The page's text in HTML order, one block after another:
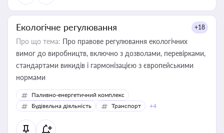
Екологічне регулювання +18
Про що тема: Про правове регулювання екологічних
вимог до виробництв, включно з дозволами, перевірками,
стандартами викидів і гармонізацією з європейськими
нормами
Паливно-енергетичний комплекс
Будівельна діяльність
Транспорт +4